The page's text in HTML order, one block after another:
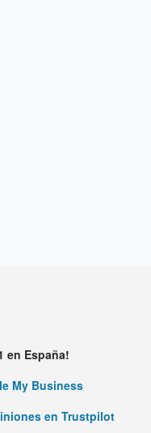
en España!
My Business
en Trustpilot